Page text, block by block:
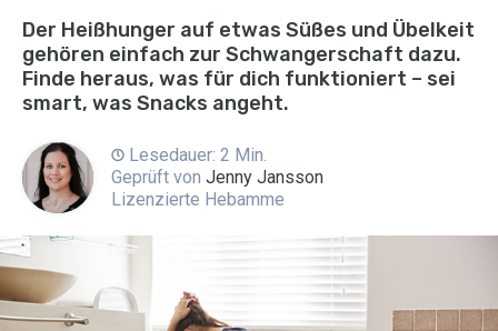
Der Heißhunger auf etwas Süßes und Übelkeit
gehören einfach zur Schwangerschaft dazu.
Finde heraus, was für dich funktioniert – sei
smart, was Snacks angeht.
Lesedauer: 2 Min.
Geprüft von Jenny Jansson
Lizenzierte Hebamme